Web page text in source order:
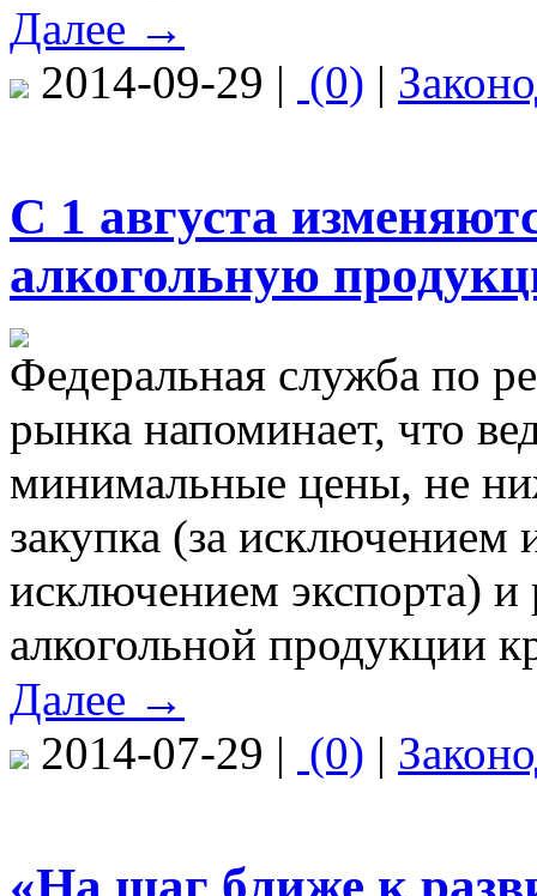
Далее →
2014-09-29 | (0) |
С 1 августа
алкогольную
Федеральная служба по
рынка напоминает, что
минимальные цены, не
закупка (за исключением
исключением экспорта)
алкогольной продукции
Далее →
2014-07-29 | (0) |